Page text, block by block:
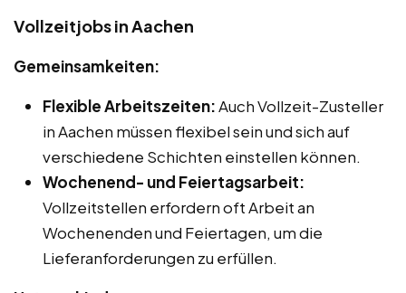
Vollzeitjobs in Aachen
Gemeinsamkeiten:
Flexible Arbeitszeiten:Auch Vollzeit-Zusteller
in Aachen müssen flexibel sein und sich auf
verschiedene Schichten einstellen können.
Wochenend- und Feiertagsarbeit:
Vollzeitstellen erfordern oft Arbeit an
Wochenenden und Feiertagen, um die
Lieferanforderungen zu erfüllen.